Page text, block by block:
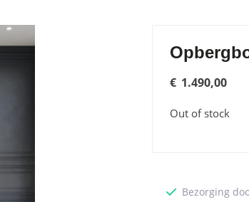
€ 1.490,00
Out of stock
Bezorging